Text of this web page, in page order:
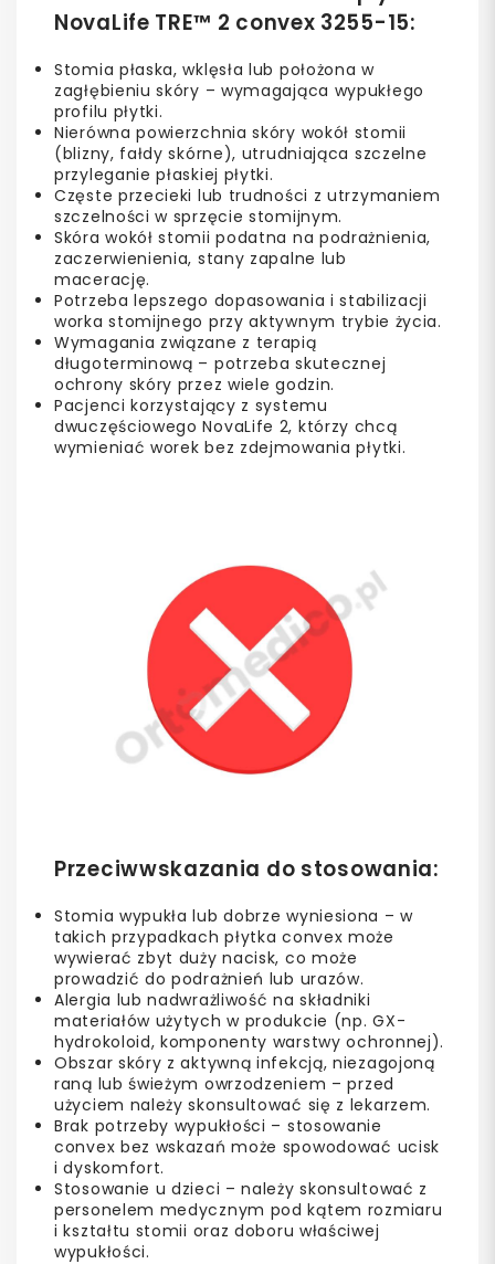
NovaLife TRE™ 2 convex 3255-15:
Stomia płaska, wklęsła lub położona w
zagłębieniu skóry – wymagająca wypukłego
profilu płytki.
Nierówna powierzchnia skóry wokół stomii
(blizny, fałdy skórne), utrudniająca szczelne
przyleganie płaskiej płytki.
Częste przecieki lub trudności z utrzymaniem
szczelności w sprzęcie stomijnym.
Skóra wokół stomii podatna na podrażnienia,
zaczerwienienia, stany zapalne lub
macerację.
Potrzeba lepszego dopasowania i stabilizacji
worka stomijnego przy aktywnym trybie życia.
Wymagania związane z terapią
długoterminową – potrzeba skutecznej
ochrony skóry przez wiele godzin.
Pacjenci korzystający z systemu
dwuczęściowego NovaLife 2, którzy chcą
wymieniać worek bez zdejmowania płytki.
Przeciwwskazania do stosowania:
Stomia wypukła lub dobrze wyniesiona – w
takich przypadkach płytka convex może
wywierać zbyt duży nacisk, co może
prowadzić do podrażnień lub urazów.
Alergia lub nadwrażliwość na składniki
materiałów użytych w produkcie (np. GX-
hydrokoloid, komponenty warstwy ochronnej).
Obszar skóry z aktywną infekcją, niezagojoną
raną lub świeżym owrzodzeniem – przed
użyciem należy skonsultować się z lekarzem.
Brak potrzeby wypukłości – stosowanie
convex bez wskazań może spowodować ucisk
i dyskomfort.
Stosowanie u dzieci – należy skonsultować z
personelem medycznym pod kątem rozmiaru
i kształtu stomii oraz doboru właściwej
wypukłości.